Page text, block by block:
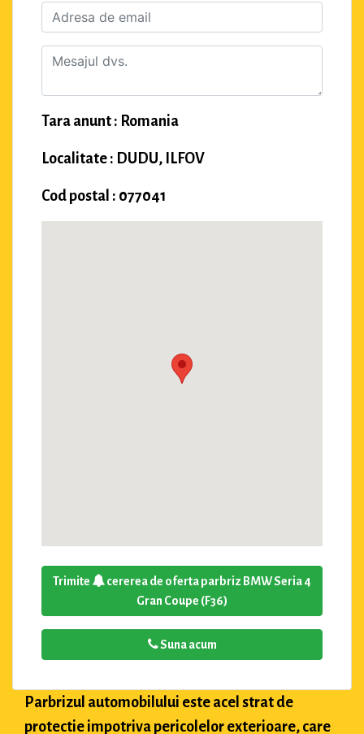
Tara anunt : Romania
Localitate : DUDU, ILFOV
Cod postal : 077041
Trimite
cererea de oferta parbriz BMW Seria 4
Gran Coupe (F36)
Suna acum
Parbrizul automobilului este acel strat de
protectie impotriva pericolelor exterioare, care